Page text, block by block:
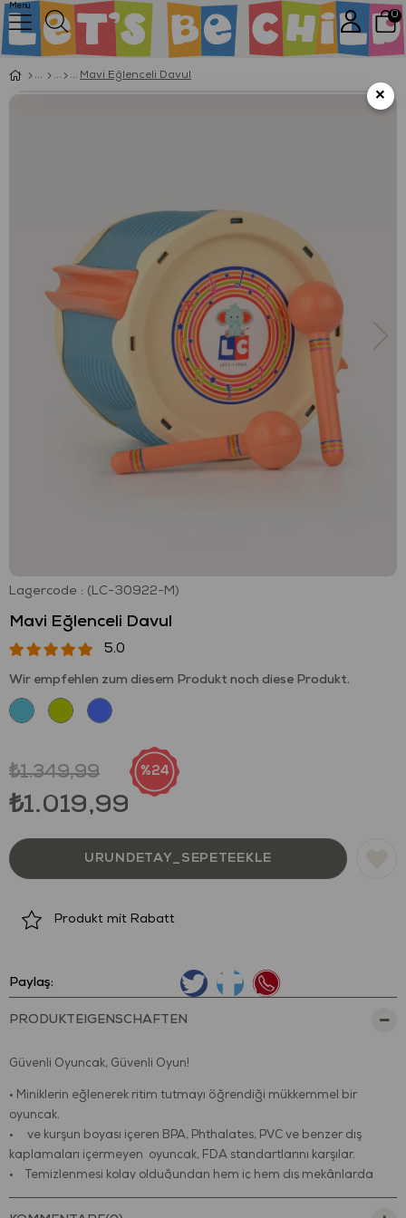
Menu
0
Mavi Eğlenceli Davul
Lagercode (LC-30922-M)
Mavi Eğlenceli Davul
5.0
Wir empfehlen zum diesem Produkt noch diese Produkt.
₺1.349,99
₺1.019,99
24
Produkt mit Rabatt
Paylaş:
PRODUKTEIGENSCHAFTEN
Güvenli Oyuncak, Güvenli Oyun!
• Miniklerin eğlenerek ritim tutmayı öğrendiği mükkemmel bir
oyuncak.
• ve kurşun boyası içeren BPA, Phthalates, PVC ve benzer dış
kaplamaları içermeyen oyuncak, FDA standartlarını karşılar.
• Temizlenmesi kolay olduğundan hem iç hem dış mekânlarda
oynamak için mükemmeldir.
×